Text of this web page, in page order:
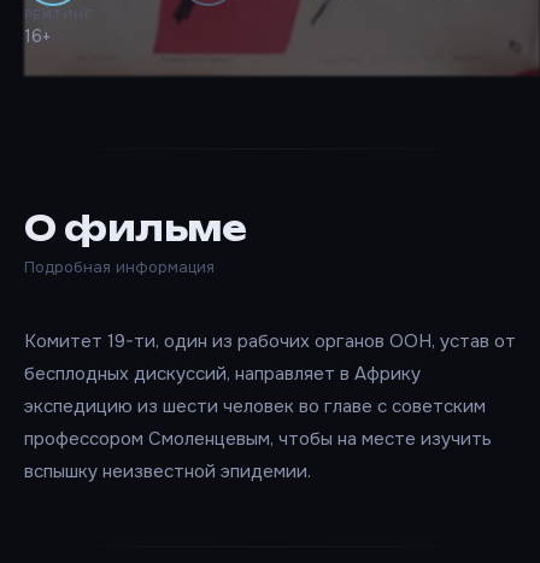
РЕЙТИНГ
16+
О фильме
Подробная информация
Комитет 19-ти, один из рабочих органов ООН, устав от
бесплодных дискуссий, направляет в Африку
экспедицию из шести человек во главе с советским
профессором Смоленцевым, чтобы на месте изучить
вспышку неизвестной эпидемии.